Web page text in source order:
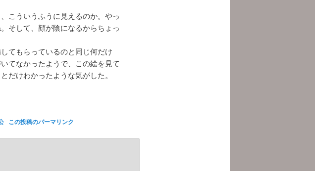
こういうふうに見えるのか。やっ
そして、顔が陰になるからちょっ
てもらっているのと同じ何だけ
てなかったようで、この絵を見て
だけわかったような気がした。
この投稿のパーマリンク